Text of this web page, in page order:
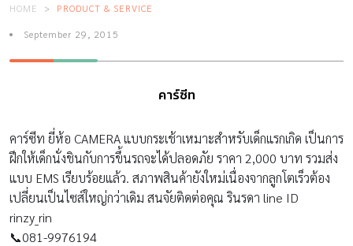
HOME PRODUCT & SERVICE
September 29, 2015
คาร์ซีท
คาร์ซีท ยี่ห้อ CAMERA แบบกระเช้าเหมาะสำหรับเด็กแรกเกิด เป็นการ
ฝึกให้เด็กนั่งชินกับการขึ้นรถจะได้ปลอดภัย ราคา 2,000 บาท รวมส่ง
แบบ EMS เรียบร้อยแล้ว. สภาพสินค้ายังใหม่เนื่องจากลูกโตเร็วต้อง
เปลี่ยนเป็นไซส์ใหญ่กว่าเดิม สนจัยติดต่อคุณ รินรดา line ID
rinzy_rin
📞081-9976194